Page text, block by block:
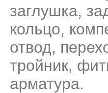
заглушка,
кольцо,
отвод,
тройник,
арматура.